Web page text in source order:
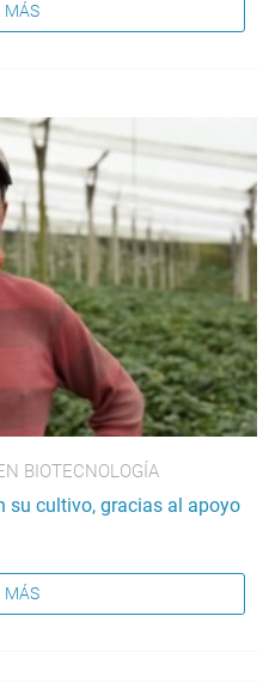
MÁS
BIOTECNOLOGÍA
su cultivo, gracias al apoyo
MÁS